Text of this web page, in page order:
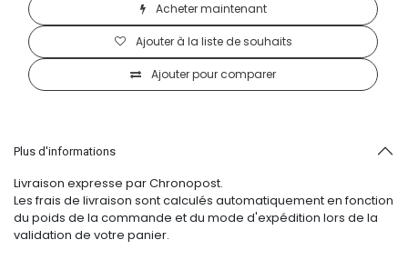
Acheter maintenant
Ajouter pour comparer
Ajouter à la liste de souhaits
Plus d'informations
Livraison expresse par Chronopost.
Les frais de livraison sont calculés automatiquement en fonction
du poids de la commande et du mode d'expédition lors de la
validation de votre panier.